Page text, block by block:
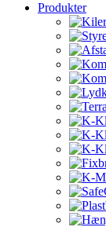
Produkter